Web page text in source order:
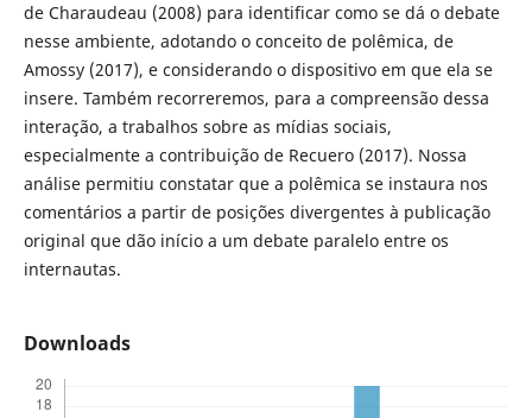
de Charaudeau (2008) para identificar como se dá o debate
nesse ambiente, adotando o conceito de polêmica, de
Amossy (2017), e considerando o dispositivo em que ela se
insere. Também recorreremos, para a compreensão dessa
interação, a trabalhos sobre as mídias sociais,
especialmente a contribuição de Recuero (2017). Nossa
análise permitiu constatar que a polêmica se instaura nos
comentários a partir de posições divergentes à publicação
original que dão início a um debate paralelo entre os
internautas.
Downloads